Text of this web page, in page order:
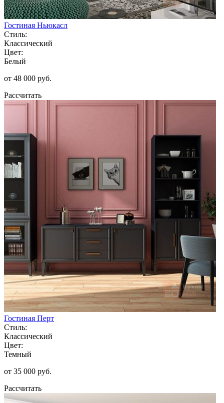
Гостиная Ньюкасл
Стиль:
Классический
Цвет:
Белый
от 48 000 руб.
Рассчитать
Гостиная Перт
Стиль:
Классический
Цвет:
Темный
от 35 000 руб.
Рассчитать